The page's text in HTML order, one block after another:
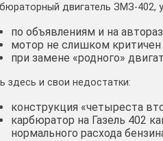
двигатель ЗМЗ-402,
по объявлениям и на
мотор не слишком критичен
при замене «родного»
здесь и свои недостатки:
конструкция «четыреста
карбюратор на Газель 402
нормального расхода